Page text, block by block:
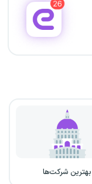
بهترین شرکت‌ها